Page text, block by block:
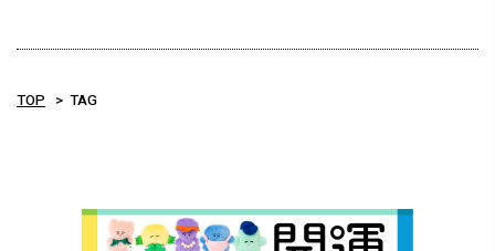
TOP TAG